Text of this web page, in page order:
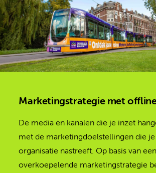
Marketingstrategie met
De media en kanalen die je inzet
met de marketingdoelstellingen die je
organisatie nastreeft. Op basis van een
overkoepelende marketingstrategie